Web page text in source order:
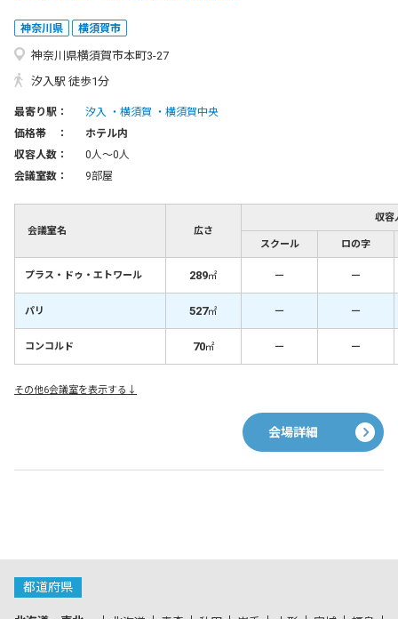
神奈川県 横須賀市
神奈川県横須賀市本町3-27
汐入駅 徒歩1分
最寄り駅： 汐入 横須賀
横須賀中央
価格帯 ：
ホテル内
収容人数：
0人〜0人
会議室数：
9部屋
会議室名 広さ
収容
スクール ロの字
プラス・ドゥ・エトワール 289㎡ － －
パリ 527㎡ － －
コンコルド 70㎡ － －
その他6会議室を表示する↓
会場詳細
都道府県